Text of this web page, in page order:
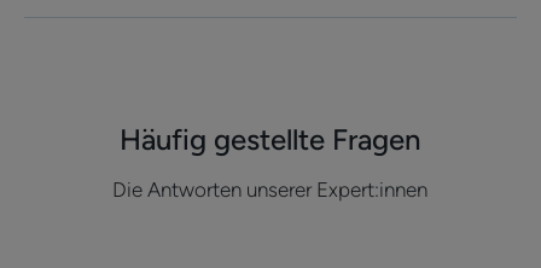
Häufig gestellte Fragen
Die Antworten unserer Expert:innen